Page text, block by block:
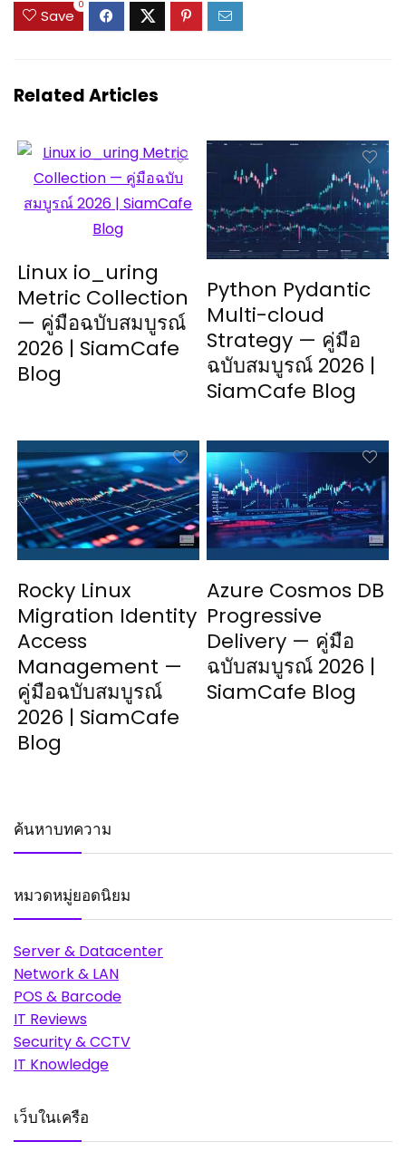
Save
0
Related Articles
Linux io_uring
Metric Collection
— คู่มือฉบับสมบูรณ์
2026 | SiamCafe
Blog
Python Pydantic
Multi-cloud
Strategy — คู่มือ
ฉบับสมบูรณ์ 2026 |
SiamCafe Blog
Rocky Linux
Migration Identity
Access
Management —
คู่มือฉบับสมบูรณ์
2026 | SiamCafe
Blog
Azure Cosmos DB
Progressive
Delivery — คู่มือ
ฉบับสมบูรณ์ 2026 |
SiamCafe Blog
ค้นหาบทความ
หมวดหมู่ยอดนิยม
Server & Datacenter
Network & LAN
POS & Barcode
IT Reviews
Security & CCTV
IT Knowledge
เว็บในเครือ